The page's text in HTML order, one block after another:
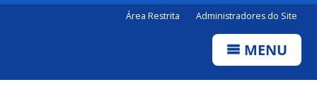
Área Restrita Administradores do Site
MENU